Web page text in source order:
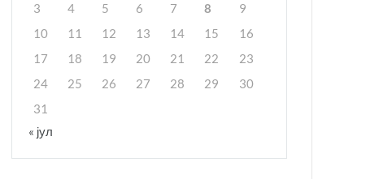
3
4 5 6 7 8
9
10
11 12 13 14 15
16
17
18 19 20 21 22
23
24
25 26 27 28 29
30
31
« јул